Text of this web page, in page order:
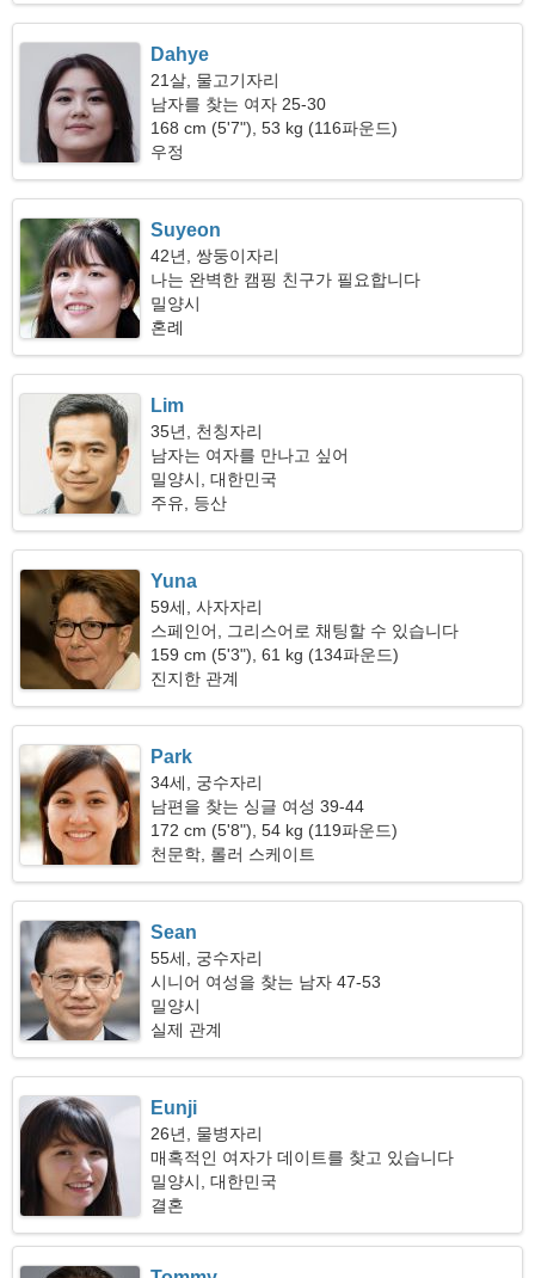
Dahye
21살, 물고기자리
남자를 찾는 여자 25-30
168 cm (5'7"), 53 kg (116파운드)
우정
Suyeon
42년, 쌍둥이자리
나는 완벽한 캠핑 친구가 필요합니다
밀양시
혼례
Lim
35년, 천칭자리
남자는 여자를 만나고 싶어
밀양시, 대한민국
주유, 등산
Yuna
59세, 사자자리
스페인어, 그리스어로 채팅할 수 있습니다
159 cm (5'3"), 61 kg (134파운드)
진지한 관계
Park
34세, 궁수자리
남편을 찾는 싱글 여성 39-44
172 cm (5'8"), 54 kg (119파운드)
천문학, 롤러 스케이트
Sean
55세, 궁수자리
시니어 여성을 찾는 남자 47-53
밀양시
실제 관계
Eunji
26년, 물병자리
매혹적인 여자가 데이트를 찾고 있습니다
밀양시, 대한민국
결혼